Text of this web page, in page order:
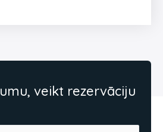
veikt rezervāciju